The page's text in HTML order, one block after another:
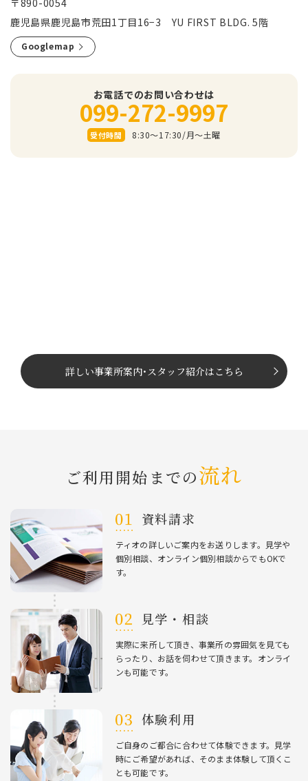
〒890-0054
鹿児島県鹿児島市荒田1丁目16−3 YU FIRST BLDG. 5階
Googlemap
お電話でのお問い合わせは
099-272-9997
受付時間 8:30～17:30/⽉〜⼟曜
詳しい事業所案内･ スタッフ紹介はこちら
ご利⽤開始までの流れ
資料請求
ティオの詳しいご案内をお送りします。⾒学や
個別相談、オンライン個別相談からでもOKで
す。
⾒学・相談
実際に来所して頂き、事業所の雰囲気を⾒ても
らったり、お話を伺わせて頂きます。オンライ
ンも可能です。
体験利⽤
ご⾃⾝のご都合に合わせて体験できます。⾒学
時にご希望があれば、そのまま体験して頂くこ
とも可能です。